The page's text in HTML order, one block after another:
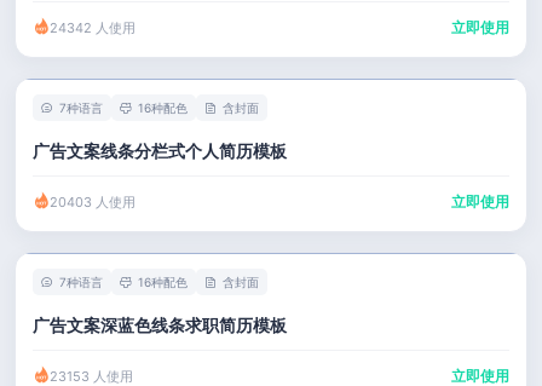
24342 人使用 立即使用
7种语言 16种配色 含封面
广告文案线条分栏式个人简历模板
20403 人使用 立即使用
7种语言 16种配色 含封面
广告文案深蓝色线条求职简历模板
23153 人使用 立即使用